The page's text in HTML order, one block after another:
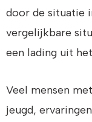
door de situatie
vergelijkbare
een lading uit
Veel mensen
jeugd,